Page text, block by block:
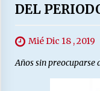
DEL
Mié Dic 18 , 2019
Años sin preocuparse